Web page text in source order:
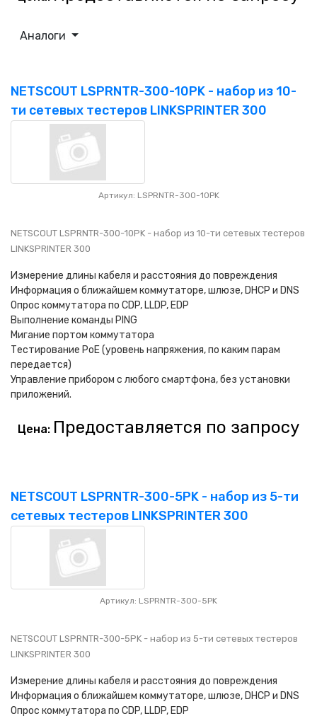
Аналоги
NETSCOUT LSPRNTR-300-10PK - набор из 10-
ти сетевых тестеров LINKSPRINTER 300
Артикул: LSPRNTR-300-10PK
NETSCOUT LSPRNTR-300-10PK - набор из 10-ти сетевых тестеров
LINKSPRINTER 300
Измерение длины кабеля и расстояния до повреждения
Информация о ближайшем коммутаторе, шлюзе, DHCP и DNS
Опрос коммутатора по CDP, LLDP, EDP
Выполнение команды PING
Мигание портом коммутатора
Тестирование PoE (уровень напряжения, по каким парам
передается)
Управление прибором с любого смартфона, без установки
приложений.
Цена: Предоставляется по запросу
NETSCOUT LSPRNTR-300-5PK - набор из 5-ти
сетевых тестеров LINKSPRINTER 300
Артикул: LSPRNTR-300-5PK
NETSCOUT LSPRNTR-300-5PK - набор из 5-ти сетевых тестеров
LINKSPRINTER 300
Измерение длины кабеля и расстояния до повреждения
Информация о ближайшем коммутаторе, шлюзе, DHCP и DNS
Опрос коммутатора по CDP, LLDP, EDP